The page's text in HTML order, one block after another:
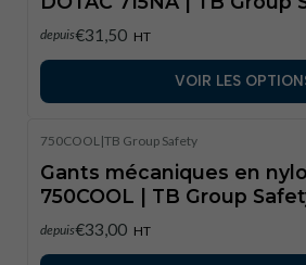
depuis€31,50 HT
VOIR LES
750COOL |TB Group Safety
Gants mécaniques en
750COOL | TB Group
depuis€33,00 HT